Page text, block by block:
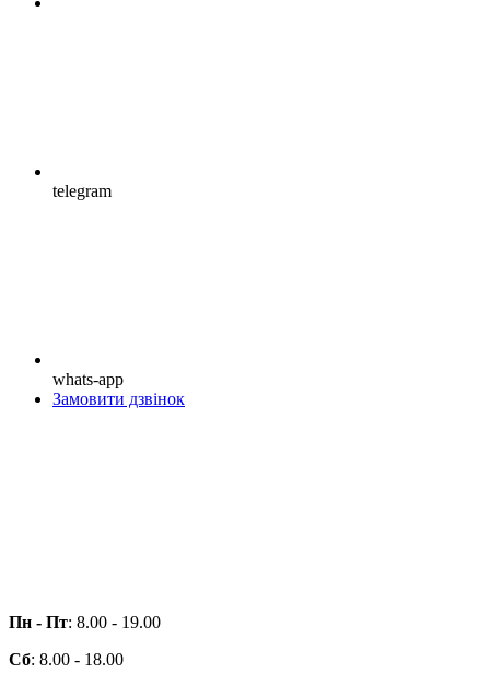
telegram
whats-app
Замовити дзвінок
Пн - Пт: 8.00 - 19.00
Сб: 8.00 - 18.00